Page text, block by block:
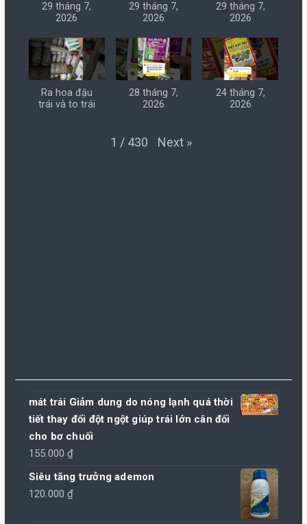
29 tháng 7,
2026
29 tháng 7,
2026
29 tháng 7,
2026
Ra hoa đậu
trái và to trái
28 tháng 7,
2026
24 tháng 7,
2026
1 / 430 Next »
mát trái Giảm dung do nóng lạnh quá thời
tiết thay đổi đột ngột giúp trái lớn cân đối
cho bơ chuối
155.000₫
Siêu tăng trưởng ademon
120.000₫